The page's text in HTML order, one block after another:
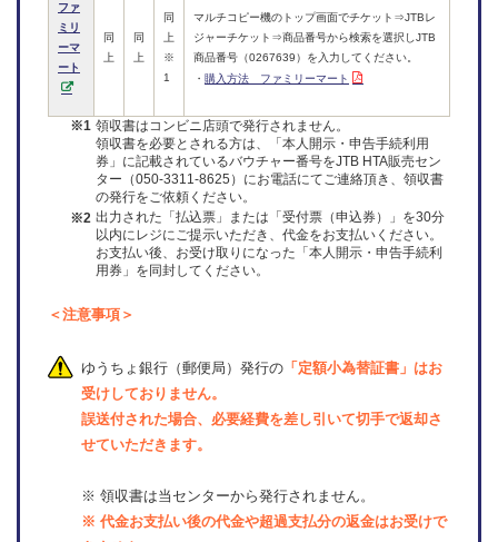
ファ
ミリ
ーマ
ート
同
上
同
上
同
上
※
1
マルチコピー機のトップ画面でチケット⇒JTBレ
ジャーチケット⇒商品番号から検索を選択しJTB
商品番号（0267639）を入力してください。
・ 購入方法 ファミリーマート
※1 領収書はコンビニ店頭で発行されません。
領収書を必要とされる方は、「本人開示・申告手続利用
券」に記載されているバウチャー番号をJTB HTA販売セン
ター（050-3311-8625）にお電話にてご連絡頂き、領収書
の発行をご依頼ください。
※2 出力された「払込票」または「受付票（申込券）」を30分
以内にレジにご提示いただき、代金をお支払いください。
お支払い後、お受け取りになった「本人開示・申告手続利
用券」を同封してください。
＜注意事項＞
ゆうちょ銀行（郵便局）発行の 「定額小為替証書」はお
受けしておりません。
誤送付された場合、必要経費を差し引いて切手で返却さ
せていただきます。
※ 領収書は当センターから発行されません。
※ 代金お支払い後の代金や超過支払分の返金はお受けで